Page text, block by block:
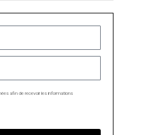
afin de recevoir les informations